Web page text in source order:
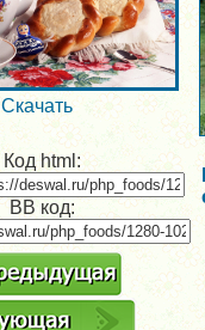
Скачать
Код html:
BB код: